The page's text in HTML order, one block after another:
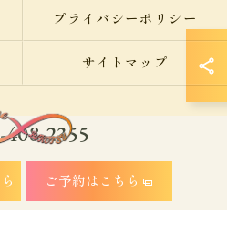
408-2355
ご予約はこちら
プライバシーポリシー
サイトマップ
ら美容整骨サロン plume ALL RIGHTS